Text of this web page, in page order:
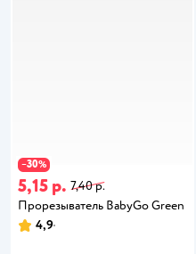
−30%
5,15 р. 7,40 р.
Прорезыватель BabyGo Green
4,9